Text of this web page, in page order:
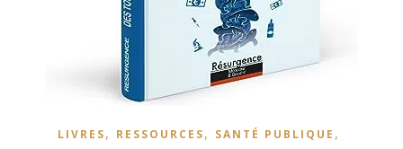
LIVRES, RESSOURCES, SANTÉ PUBLIQUE ,